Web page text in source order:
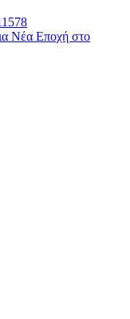
Νέα Εποχή στο